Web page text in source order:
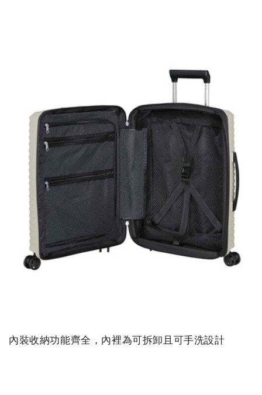
內裝收納功能齊全，內裡為可拆卸且可手洗設計